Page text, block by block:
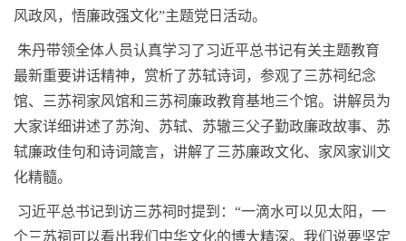
风政风，悟廉政强文化”主题党日活动。
朱丹带领全体人员认真学习了习近平总书记有关主题教育
最新重要讲话精神，赏析了苏轼诗词，参观了三苏祠纪念
馆、三苏祠家风馆和三苏祠廉政教育基地三个馆。讲解员为
大家详细讲述了苏洵、苏轼、苏辙三父子勤政廉政故事、苏
轼廉政佳句和诗词箴言，讲解了三苏廉政文化、家风家训文
化精髓。
习近平总书记到访三苏祠时提到： “一滴水可以见太阳，一
个三苏祠可以看出我们中华文化的博大精深。我们说要坚定